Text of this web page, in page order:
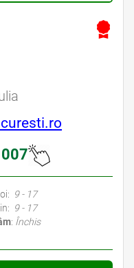
Bucuresti • Avocat Bucuresti • Bucuresti Avocat • Avocat
9 - 17
9 - 17
: Închis